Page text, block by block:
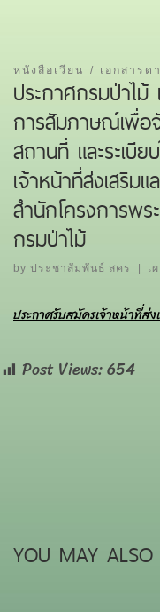
หนังสือเวียน เอกสารด
ประกาศกรมป่าไม้
การสัมภาษณ์เพื่อ
สถานที่ และระเบี
เจ้าหน้าที่ส่งเสริม
สำนักโครงการพร
กรมป่าไม้
by ประชาสัมพันธ์ สคร เ
ประกาศรับสมัครเจ้าหน้าที่ส่
Post Views:654
YOU MAY ALSO